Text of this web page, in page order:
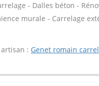
- Dalles béton -
murale - Carrelage
: Genet romain